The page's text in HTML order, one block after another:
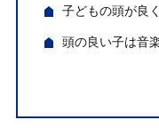
子どもの頭が良
頭の良い子は音